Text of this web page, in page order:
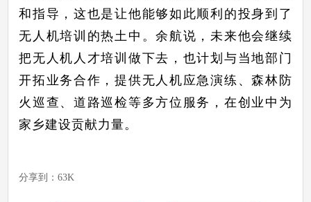
和指导，这也是让他能够如此顺利的投身到了
无人机培训的热土中。余航说，未来他会继续
把无人机人才培训做下去，也计划与当地部门
开拓业务合作，提供无人机应急演练、森林防
火巡查、道路巡检等多方位服务，在创业中为
家乡建设贡献力量。
分享到：63K